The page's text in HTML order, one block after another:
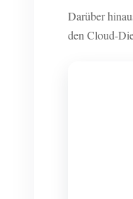
Darüber
den Cloud-